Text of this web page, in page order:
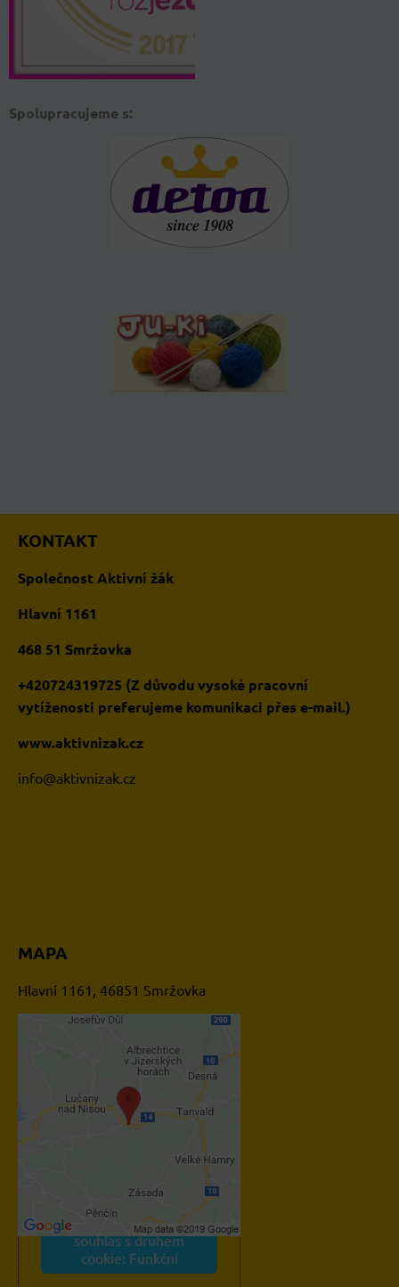
Spolupracujeme s:
KONTAKT
Společnost Aktivní žák
Hlavní 1161
468 51 Smržovka
+420724319725 (Z důvodu vysoké pracovní
vytíženosti preferujeme komunikaci přes e-mail.)
www.aktivnizak.cz
info@aktivnizak.cz
MAPA
Hlavní 1161, 46851 Smržovka
Externí obsah je blokován
Volbami soukromí
Přejete si načíst externí
Povolit a zapamatovat -
souhlas s druhem
cookie: Funkční